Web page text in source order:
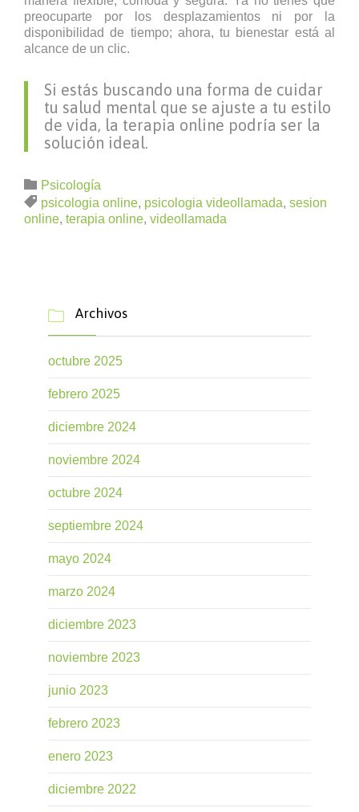
preocuparte por los desplazamientos ni por la
disponibilidad de tiempo; ahora, tu bienestar está al
alcance de un clic.
Si estás buscando una forma de cuidar
tu salud mental que se ajuste a tu estilo
de vida, la terapia online podría ser la
solución ideal.
 Categoría
Psicología
 Etiquetas
psicologia online, psicologia videollamada, sesion
online, terapia online, videollamada
 Archivos
octubre 2025
febrero 2025
diciembre 2024
noviembre 2024
octubre 2024
septiembre 2024
mayo 2024
marzo 2024
diciembre 2023
noviembre 2023
junio 2023
febrero 2023
enero 2023
diciembre 2022